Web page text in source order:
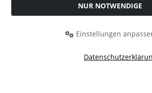
Alle Preise inkl. gesetzl. MwSt. zzgl.
durchgestrichenen Preise entsprechen
Merrys Bastelstübchen - Der kreative
NUR NOTWENDIGE
Einstellungen